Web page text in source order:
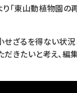
「東山動植物園の
ざるを得ない状
きたいと考え、編